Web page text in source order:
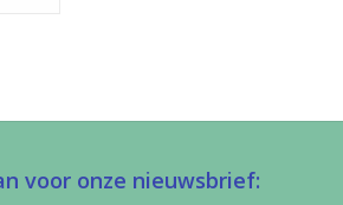
voor onze nieuwsbrief: